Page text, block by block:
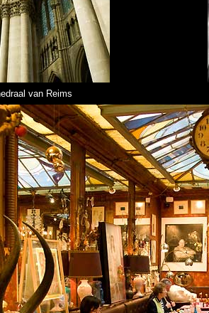
van Reims